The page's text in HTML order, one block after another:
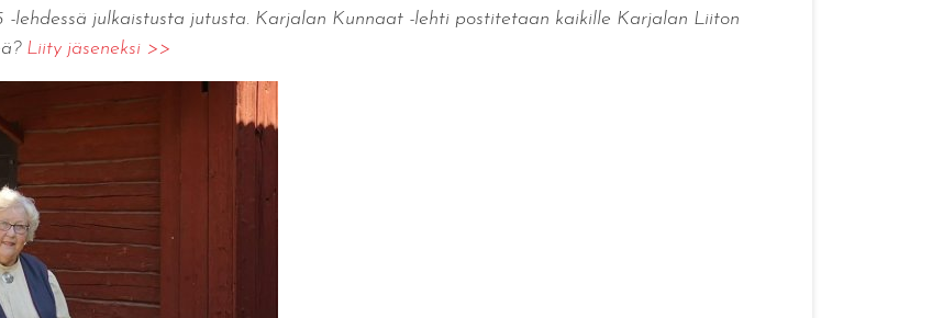
lehdessä julkaistusta jutusta. Karjalan Kunnaat -lehti postitetaan kaikille Karjalan Liiton
Liity jäseneksi >>